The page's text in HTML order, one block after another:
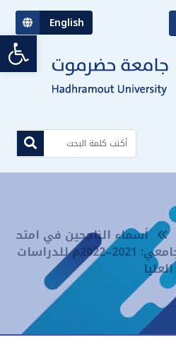
English
أسماء الناجحين في امتح
انات المفاضلة للعام الجامعي: 2021–2022م للدراسات
العليا